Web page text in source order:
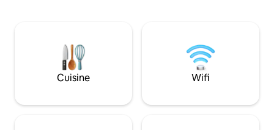
Cuisine Wifi